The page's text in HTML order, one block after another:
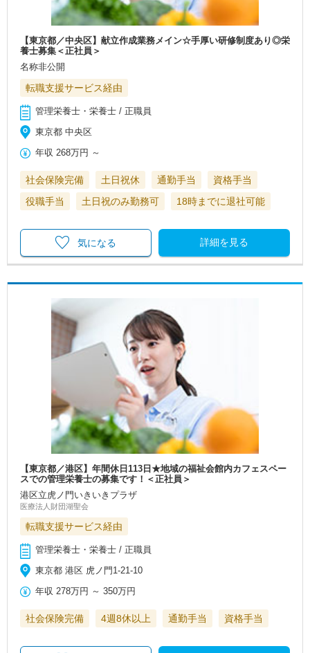
【東京都／中央区】献立作成業務メイン☆手厚い研修制度あり◎栄
養士募集＜正社員＞
名称非公開
転職支援サービス経由
管理栄養士・栄養士 / 正職員
東京都 中央区
年収 268万円 ～
社会保険完備 土日祝休 通勤手当
資格手当
役職手当
土日祝のみ勤務可 18時までに退社可能
詳細を見る
気になる
【東京都／港区】年間休日113日★地域の福祉会館内カフェスペー
スでの管理栄養士の募集です！＜正社員＞
港区立虎ノ門いきいきプラザ
医療法人財団湖聖会
転職支援サービス経由
管理栄養士・栄養士 / 正職員
東京都 港区 虎ノ門1-21-10
年収 278万円 ～350万円
社会保険完備 4週8休以上 通勤手当 資格手当